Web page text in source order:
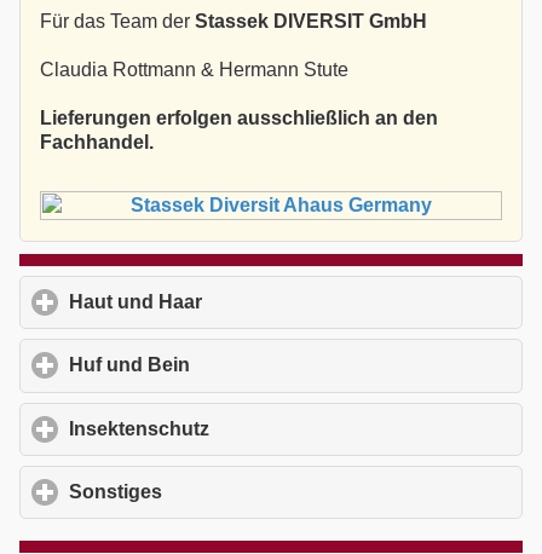
Für das Team der Stassek DIVERSIT GmbH
Claudia Rottmann & Hermann Stute
Lieferungen erfolgen ausschließlich an den
Fachhandel.
Haut und Haar
Huf und Bein
Insektenschutz
Sonstiges